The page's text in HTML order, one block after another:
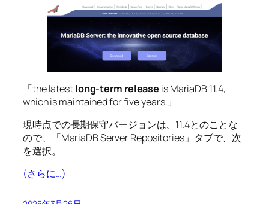
「the latestlong-term release is MariaDB 11.4,
which is maintained for five years.」
現時点での長期保守バージョンは、11.4とのことな
ので、「MariaDB Server Repositories」タブで、次
を選択。
(さらに…)